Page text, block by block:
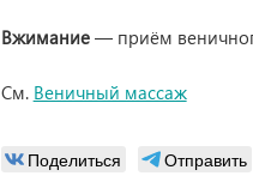
Вжимание— приём
См. Веничный массаж
Поделиться Отправить